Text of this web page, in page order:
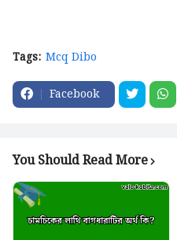
Tags: Mcq Dibo
Facebook
You Should Read More